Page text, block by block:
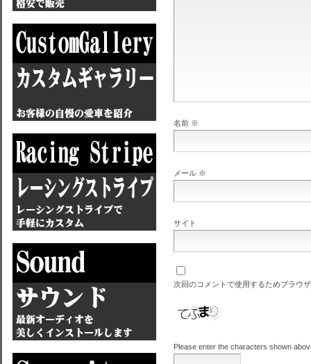
名前 ※
メール ※
サイト
次回のコメントで使用するためブラウ
Please enter the characters shown